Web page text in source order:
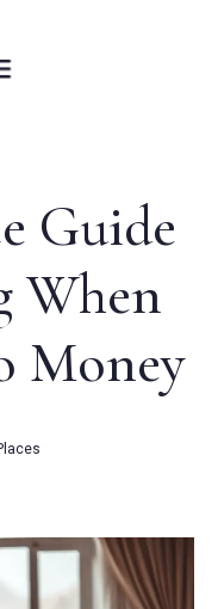
δραστηριότητες
εξωστρέφειας
δραστηριότητες
– Προβολή
Guide
When
Money